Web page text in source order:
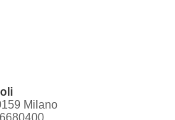
Milano